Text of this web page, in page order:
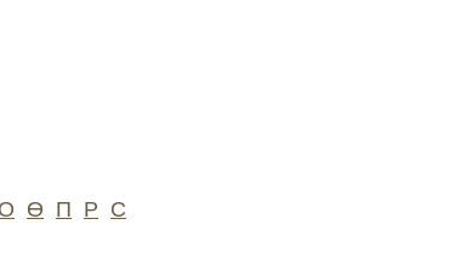
О Ө П Р С